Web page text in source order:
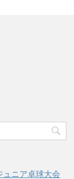
ュニア卓球大会